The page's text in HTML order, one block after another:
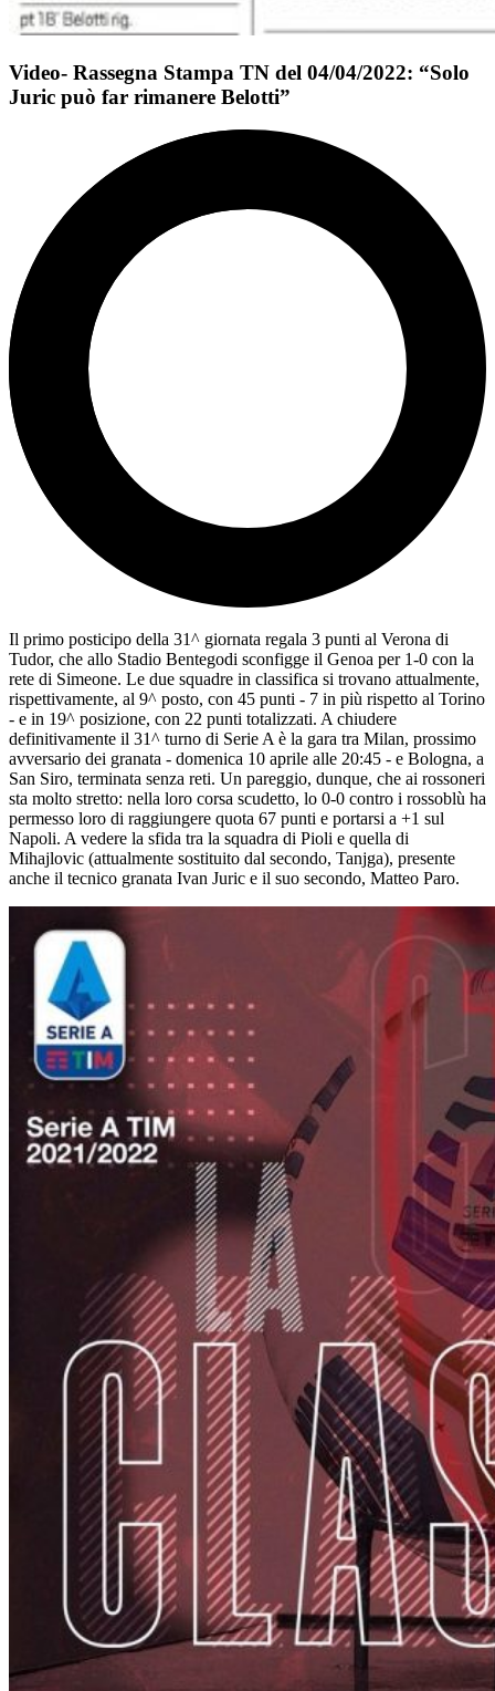
Video- Rassegna Stampa TN del 04/04/2022: “Solo
Juric può far rimanere Belotti”
Il primo posticipo della 31^ giornata regala 3 punti al Verona di
Tudor, che allo Stadio Bentegodi sconfigge il Genoa per 1-0 con la
rete di Simeone. Le due squadre in classifica si trovano attualmente,
rispettivamente, al 9^ posto, con 45 punti - 7 in più rispetto al Torino
- e in 19^ posizione, con 22 punti totalizzati. A chiudere
definitivamente il 31^ turno di Serie A è la gara tra Milan, prossimo
avversario dei granata - domenica 10 aprile alle 20:45 - e Bologna, a
San Siro, terminata senza reti. Un pareggio, dunque, che ai rossoneri
sta molto stretto: nella loro corsa scudetto, lo 0-0 contro i rossoblù ha
permesso loro di raggiungere quota 67 punti e portarsi a +1 sul
Napoli. A vedere la sfida tra la squadra di Pioli e quella di
Mihajlovic (attualmente sostituito dal secondo, Tanjga), presente
anche il tecnico granata Ivan Juric e il suo secondo, Matteo Paro.